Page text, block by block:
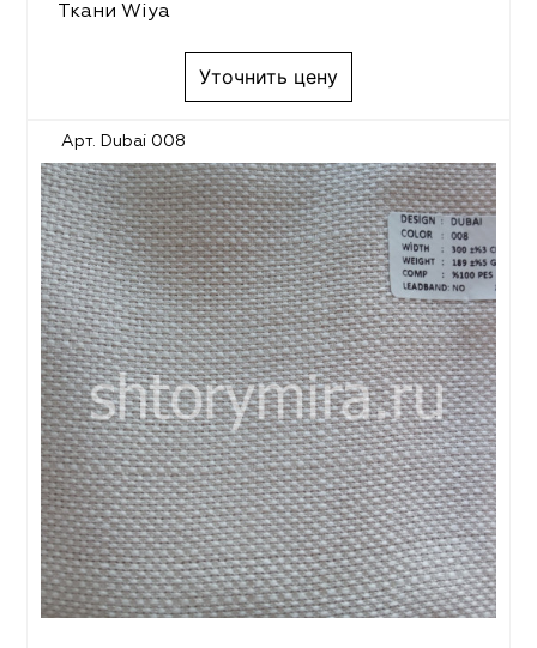
Ткани Wiya
Уточнить цену
Арт. Dubai 008